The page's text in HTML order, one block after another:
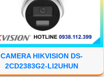
CAMERA HIKVISION DS-
2CD2383G2-LI2UHUN